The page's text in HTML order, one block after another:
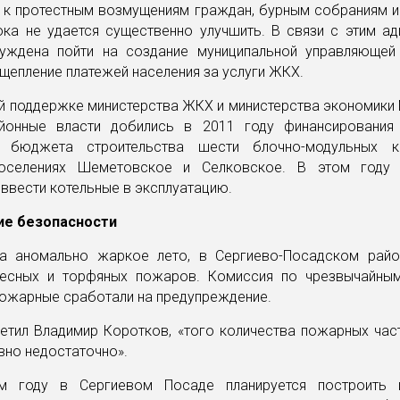
к протестным возмущениям граждан, бурным собраниям
не удается существенно улучшить. В связи с этим
пойти на создание муниципальной
платежей населения за услуги ЖКХ.
поддержке министерства ЖКХ и министерства
власти добились в 2011 году
бюджета строительства шести блочно-модульных
Шеметовское и Селковское. В этом году
котельные в эксплуатацию.
безопасности
аномально жаркое лето, в Сергиево-Посадском
и торфяных пожаров. Комиссия по
сработали на предупреждение.
Владимир Коротков, «того количества пожарных
недостаточно».
году в Сергиевом Посаде планируется